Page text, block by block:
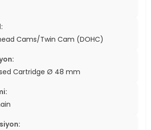
Cams/Twin Cam (DOHC)
Cartridge Ø 48 mm